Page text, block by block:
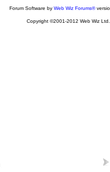
Forum Software byWeb Wiz Forums®
Copyright ©2001-2012 Web Wiz Ltd.